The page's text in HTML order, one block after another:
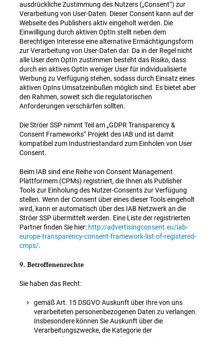
ausdrückliche Zustimmung des Nutzers („Consent“) zur
Verarbeitung von User-Daten. Dieser Consent kann auf der
Webseite des Publishers aktiv eingeholt werden. Die
Einwilligung durch aktiven OptIn stellt neben dem
Berechtigen Interesse eine alternative Ermächtigungsform
zur Verarbeitung von User-Daten dar. Da in der Regel nicht
alle User dem OptIn zustimmen besteht das Risiko, dass
durch ein aktives OptIn weniger User für individualisierte
Werbung zu Verfügung stehen, sodass durch Einsatz eines
aktiven OpIns Umsatzeinbußen möglich sind. Es bietet aber
den Rahmen, soweit sich die regulatorischen
Anforderungen verschärfen sollten.
Die Ströer SSP nimmt Teil am „GDPR Transparency &
Consent Frameworks“ Projekt des IAB und ist damit
kompatibel zum Industriestandard zum Einholen von User
Consent.
Beim IAB sind eine Reihe von Consent Management
Plattformem (CPMs) registriert, die Ihnen als Publisher
Tools zur Einholung des Nutzer-Consents zur Verfügung
stellen. Wenn der Consent über eines dieser Tools eingeholt
wird, kann er automatisch über des IAB Netzwerk an die
Ströer SSP übermittelt werden. Eine Liste der registrierten
Partner finden Sie hier: http://advertisingconsent.eu/iab-
europe-transparency-consent-framework-list-of-registered-
cmps/.
9. Betroffenenrechte
Sie haben das Recht:
gemäß Art. 15 DSGVO Auskunft über Ihre von uns
verarbeiteten personenbezogenen Daten zu verlangen.
Insbesondere können Sie Auskunft über die
Verarbeitungszwecke, die Kategorie der